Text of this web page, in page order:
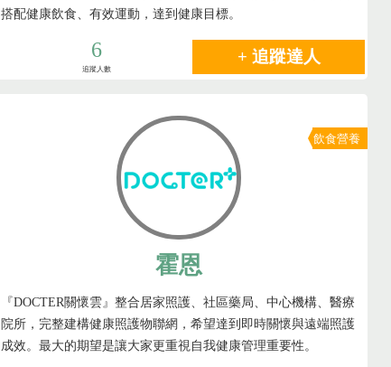
搭配健康飲食、有效運動，達到健康目標。
6
追蹤人數
+ 追蹤達人
飲食營養
霍恩
『DOCTER關懷雲』整合居家照護、社區藥局、中心機構、醫療
院所，完整建構健康照護物聯網，希望達到即時關懷與遠端照護
成效。最大的期望是讓大家更重視自我健康管理重要性。